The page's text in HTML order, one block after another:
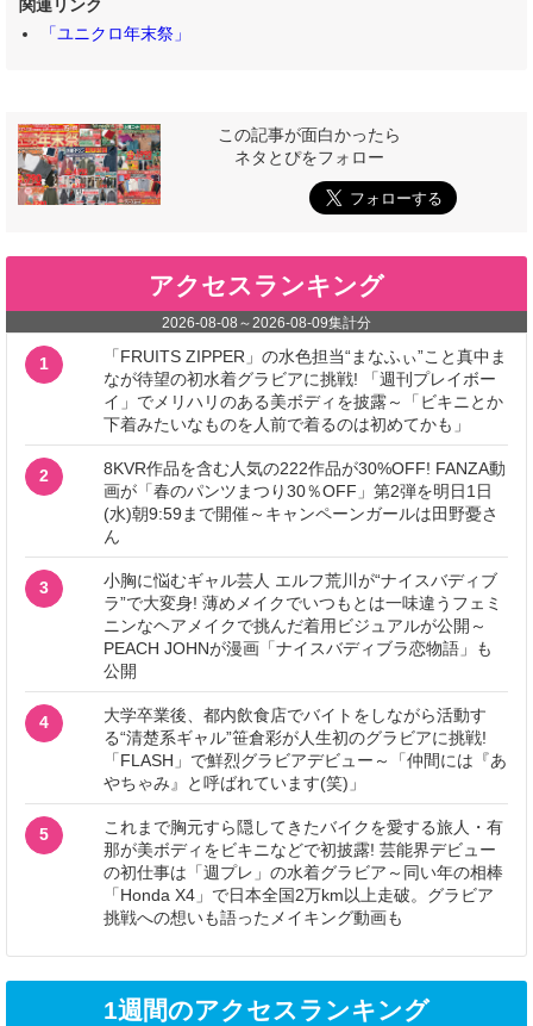
関連リンク
「ユニクロ年末祭」
この記事が面白かったら
ネタとぴをフォロー
アクセスランキング
2026-08-08 ～2026-08-09集計分
1
「FRUITS ZIPPER」の水色担当“まなふぃ”こと真中ま
なが待望の初水着グラビアに挑戦! 「週刊プレイボー
イ」でメリハリのある美ボディを披露～「ビキニとか
下着みたいなものを人前で着るのは初めてかも」
2
8KVR作品を含む人気の222作品が30%OFF! FANZA動
画が「春のパンツまつり30％OFF」第2弾を明日1日
(水)朝9:59まで開催～キャンペーンガールは田野憂さ
ん
3
小胸に悩むギャル芸人 エルフ荒川が“ナイスバディブ
ラ”で大変身! 薄めメイクでいつもとは一味違うフェミ
ニンなヘアメイクで挑んだ着用ビジュアルが公開～
PEACH JOHNが漫画「ナイスバディブラ恋物語」も
公開
4
大学卒業後、都内飲食店でバイトをしながら活動す
る“清楚系ギャル”笹倉彩が人生初のグラビアに挑戦!
「FLASH」で鮮烈グラビアデビュー～「仲間には『あ
やちゃみ』と呼ばれています(笑)」
5
これまで胸元すら隠してきたバイクを愛する旅人・有
那が美ボディをビキニなどで初披露! 芸能界デビュー
の初仕事は「週プレ」の水着グラビア～同い年の相棒
「Honda X4」で日本全国2万km以上走破。グラビア
挑戦への想いも語ったメイキング動画も
1週間のアクセスランキング